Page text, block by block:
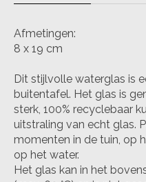
Afmetingen:
8 x 19 cm
Dit stijlvolle waterglas is
buitentafel. Het glas is
sterk, 100% recyclebaar
uitstraling van echt glas.
momenten in de tuin, op
op het water.
Het glas kan in het